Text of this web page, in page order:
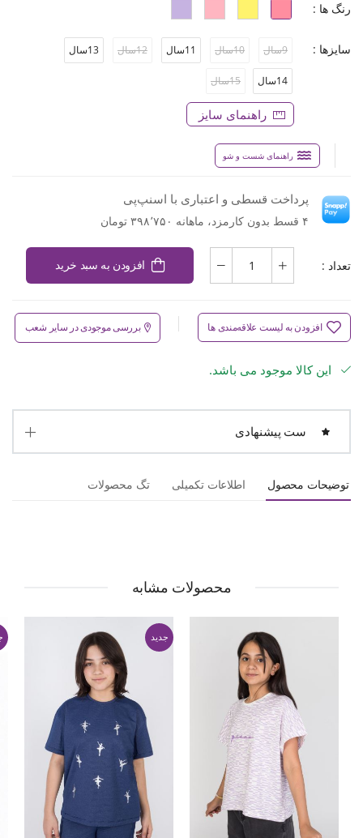
رنگ ها :
سایزها : 9سال 10سال 11سال 12سال 13سال
14سال 15سال
راهنمای سایز
راهنمای شست و شو
پرداخت قسطی و اعتباری با اسنپ‌پی
۴ قسط بدون کارمزد، ماهانه ۳۹۸٬۷۵۰ تومان
تعداد : افزودن به سبد خرید
افزودن به لیست علاقه‌مندی ها بررسی موجودی در سایر شعب
این کالا موجود می باشد.
ست پیشنهادی
توضیحات محصول اطلاعات تکمیلی تگ محصولات
محصولات مشابه
جدید